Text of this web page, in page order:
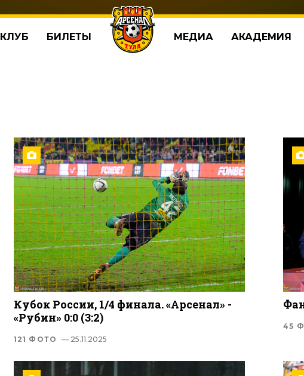
КЛУБ БИЛЕТЫ МЕДИА АКАДЕМИЯ
Кубок России, 1/4 финала. «Арсенал» -
«Рубин» 0:0 (3:2)
121 ФОТО — 25.11.2025
45